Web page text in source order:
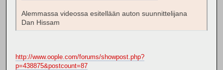
Alemmassa videossa esitellään auton suunnittelijana
Dan Hissam
http://www.oople.com/forums/showpost.php?
p=438875&postcount=87